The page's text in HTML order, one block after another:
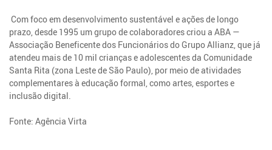
Com foco em desenvolvimento sustentável e ações de longo
prazo, desde 1995 um grupo de colaboradores criou a ABA —
Associação Beneficente dos Funcionários do Grupo Allianz, que já
atendeu mais de 10 mil crianças e adolescentes da Comunidade
Santa Rita (zona Leste de São Paulo), por meio de atividades
complementares à educação formal, como artes, esportes e
inclusão digital.
Fonte: Agência Virta